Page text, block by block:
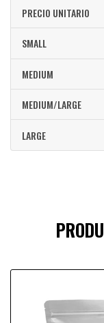
PRECIO UNITARIO
SMALL
MEDIUM
MEDIUM/LARGE
LARGE